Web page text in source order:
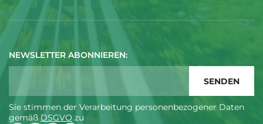
NEWSLETTER ABONNIEREN:
Sie stimmen der Verarbeitung personenbezogener Daten
gemäß DSGVO zu